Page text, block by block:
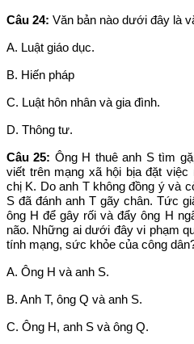
Câu 24: Văn bản nào dưới đây là
A. Luật giáo dục.
B. Hiến pháp
C. Luật hôn nhân và gia đình.
D. Thông tư.
Câu 25: Ông H thuê anh S tìm
viết trên mạng xã hội bịa đặt
chị K. Do anh T không đồng ý và
S đã đánh anh T gãy chân. Tức
ông H để gây rối và đẩy ông H
não. Những ai dưới đây vi phạm
tính mạng, sức khỏe của công
A. Ông H và anh S.
B. Anh T, ông Q và anh S.
C. Ông H, anh S và ông Q.